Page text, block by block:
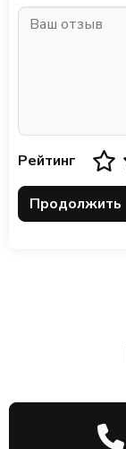
Рейтинг
Продолжить